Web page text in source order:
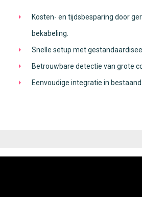
Kosten- en tijdsbesparing door
bekabeling.
Snelle setup met
Betrouwbare detectie van grote
Eenvoudige integratie in